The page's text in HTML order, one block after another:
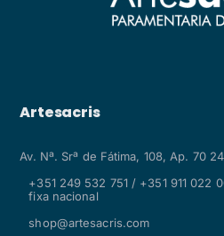
Artesacris
Av. Nª. Srª de Fátima, 108, Ap. 70
+351 249 532 751 / +351 911 022
fixa nacional
shop@artesacris.com